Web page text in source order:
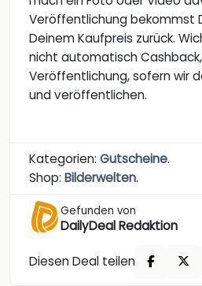
Veröffentlichung bekommst
Deinem Kaufpreis zurück.
nicht automatisch
Veröffentlichung, sofern wir
und veröffentlichen.
Kategorien: Gutscheine.
Shop: Bilderwelten.
Gefunden von
DailyDeal Redaktion
Diesen Deal teilen